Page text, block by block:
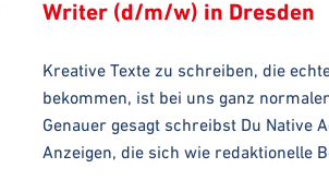
Writer (d/m/w) in Dresden
Kreative Texte zu schreiben, die
bekommen, ist bei uns ganz
Genauer gesagt schreibst Du Native
Anzeigen, die sich wie redaktionelle